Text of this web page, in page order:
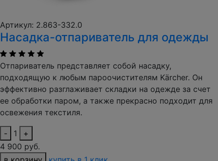
Артикул: 2.863-332.0
Насадка-отпариватель для одежды
Отпариватель представляет собой насадку,
подходящую к любым пароочистителям Kärcher. Он
эффективно разглаживает складки на одежде за счет
ее обработки паром, а также прекрасно подходит для
освежения текстиля.
- 1
+
4 900 руб.